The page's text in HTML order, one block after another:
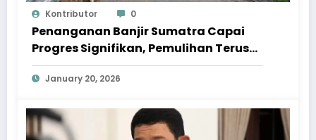
Kontributor 0
Penanganan Banjir Sumatra Capai
Progres Signifikan, Pemulihan Terus
Dipercepat
January 20, 2026